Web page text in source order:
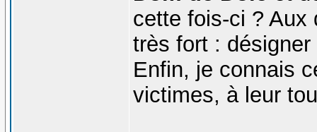
cette fois-ci ? Aux
très fort :
Enfin, je connais
victimes, à leur